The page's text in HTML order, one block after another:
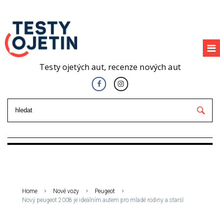
Testy ojetých aut, recenze nových aut
Home Nové vozy
Peugeot
Nový peugeot 2008 je ideálním autem pro mladé rodiny a starší